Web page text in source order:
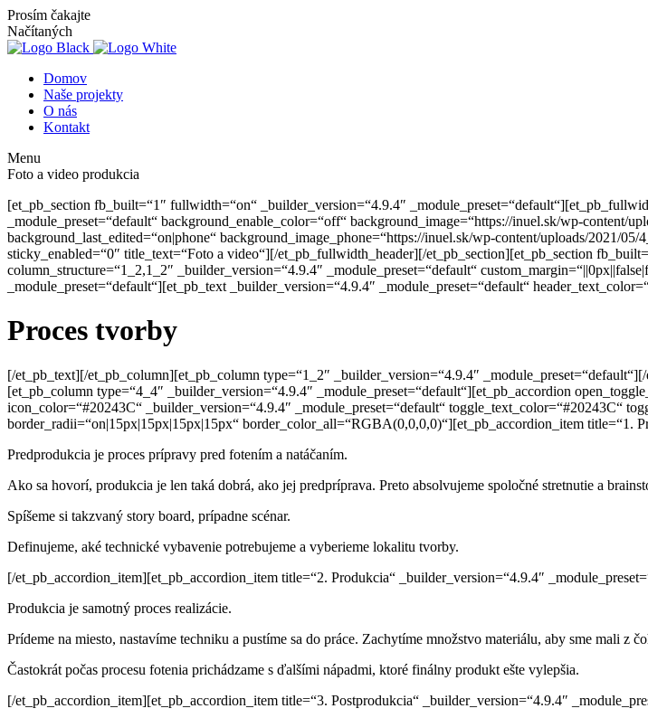
Prosím čakajte
Načítaných
Domov
Naše projekty
O nás
Kontakt
Menu
Foto a video produkcia
[et_pb_section fb_built=“1″ fullwidth=“on“ _builder_version=“4.9.4″
_module_preset=“default“ background_enable_color=“off“ background_image=“https://inuel.sk/wp-content/
background_last_edited=“on|phone“ background_image_phone=“https://inuel.sk/wp-content/uploads/2021/
sticky_enabled=“0″ title_text=“Foto a video“][/et_pb_fullwidth_header][/et_pb_section][et_pb_section
column_structure=“1_2,1_2″ _builder_version=“4.9.4″ _module_preset=“default“
_module_preset=“default“][et_pb_text _builder_version=“4.9.4″ _module_preset=“default“
Proces tvorby
[/et_pb_text][/et_pb_column][et_pb_column type=“1_2″ _builder_version=“4.9.4″
[et_pb_column type=“4_4″ _builder_version=“4.9.4″ _module_preset=“default“][et_pb_accordion
icon_color=“#20243C“ _builder_version=“4.9.4″ _module_preset=“default“ toggle_text_color=“#20243C“
border_radii=“on|15px|15px|15px|15px“ border_color_all=“RGBA(0,0,0,0)“][et_pb_accordion_item title=“1.
Predprodukcia je proces prípravy pred fotením a natáčaním.
Ako sa hovorí, produkcia je len taká dobrá, ako jej predpríprava. Preto absolvujeme spoločné stretnutie a
Spíšeme si takzvaný story board, prípadne scénar.
Definujeme, aké technické vybavenie potrebujeme a vyberieme lokalitu tvorby.
[/et_pb_accordion_item][et_pb_accordion_item title=“2. Produkcia“ _builder_version=“4.9.4″
Produkcia je samotný proces realizácie.
Prídeme na miesto, nastavíme techniku a pustíme sa do práce. Zachytíme množstvo materiálu, aby sme mali z
Častokrát počas procesu fotenia prichádzame s ďalšími nápadmi, ktoré finálny produkt ešte vylepšia.
[/et_pb_accordion_item][et_pb_accordion_item title=“3. Postprodukcia“ _builder_version=“4.9.4″